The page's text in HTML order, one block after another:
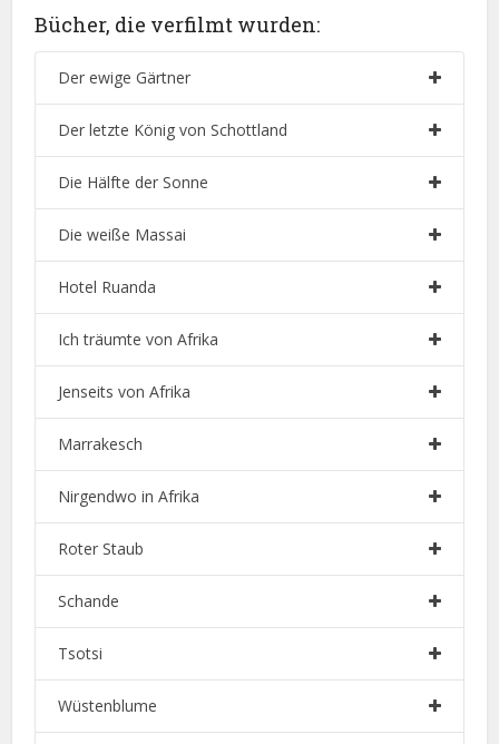
Bücher, die verfilmt wurden:
Der ewige Gärtner
Der letzte König von Schottland
Die Hälfte der Sonne
Die weiße Massai
Hotel Ruanda
Ich träumte von Afrika
Jenseits von Afrika
Marrakesch
Nirgendwo in Afrika
Roter Staub
Schande
Tsotsi
Wüstenblume